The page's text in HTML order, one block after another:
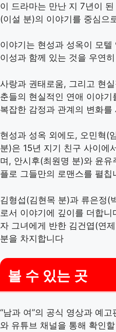
이 드라마는 만난 지 7년이
(이설 분)의 이야기를 중심으
이야기는 현성과 성옥이 모
이성과 함께 있는 것을 우연
사랑과 권태로움, 그리고 현
춘들의 현실적인 연애 이야
복잡한 감정과 관계의 변화를
현성과 성옥 외에도, 오민혁(
분)은 15년 지기 친구 사이에
며, 안시후(최원명 분)와 윤
플로 그들만의 로맨스를 펼칩
김형섭(김현목 분)과 류은정(
로서 이야기에 깊이를 더합
자 그녀에게 반한 김건엽(연
분을 차지합니다​
볼 수 있는 곳
“남과 여”의 공식 영상과 예
와 유튜브 채널을 통해 확인